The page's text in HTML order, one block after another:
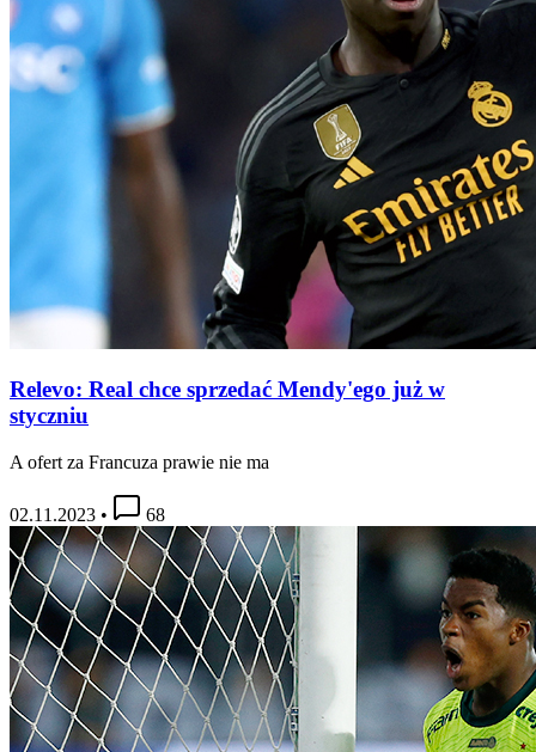
Relevo: Real chce sprzedać Mendy'ego już w
styczniu
A ofert za Francuza prawie nie ma
02.11.2023 • 68